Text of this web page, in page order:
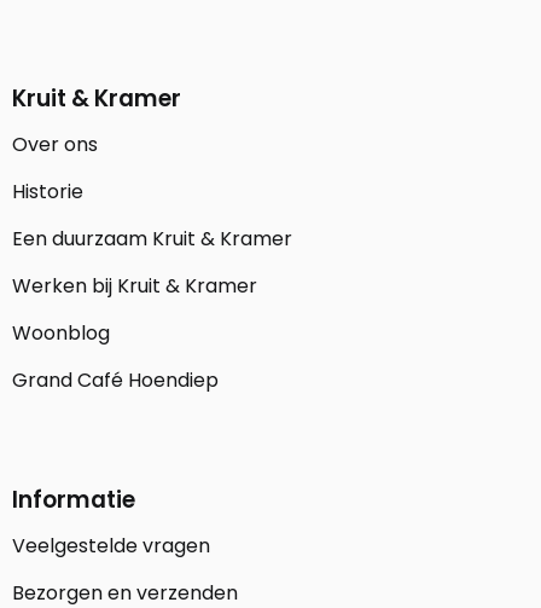
Kruit & Kramer
Over ons
Historie
Een duurzaam Kruit & Kramer
Werken bij Kruit & Kramer
Woonblog
Grand Café Hoendiep
Informatie
Veelgestelde vragen
Bezorgen en verzenden